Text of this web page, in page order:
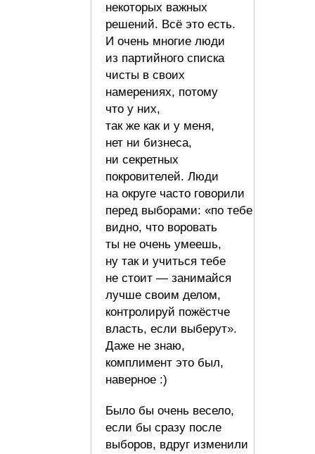
некоторых важных
решений. Всё это есть.
И очень многие люди
из партийного списка
чисты в своих
намерениях, потому
что у них,
так же как и у меня,
нет ни бизнеса,
ни секретных
покровителей. Люди
на округе часто говорили
перед выборами: «по тебе
видно, что воровать
ты не очень умеешь,
ну так и учиться тебе
не стоит — занимайся
лучше своим делом,
контролируй пожёстче
власть, если выберут».
Даже не знаю,
комплимент это был,
наверное :)
Было бы очень весело,
если бы сразу после
выборов, вдруг изменили